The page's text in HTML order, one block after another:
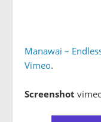
Manawai –
Vimeo.
Screenshot